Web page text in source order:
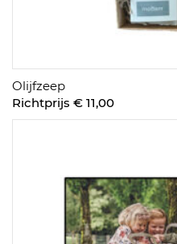
Olijfzeep
Richtprijs € 11,00